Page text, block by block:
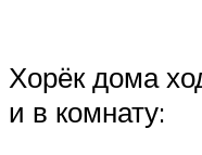
Хорёк дома
и в комнату: